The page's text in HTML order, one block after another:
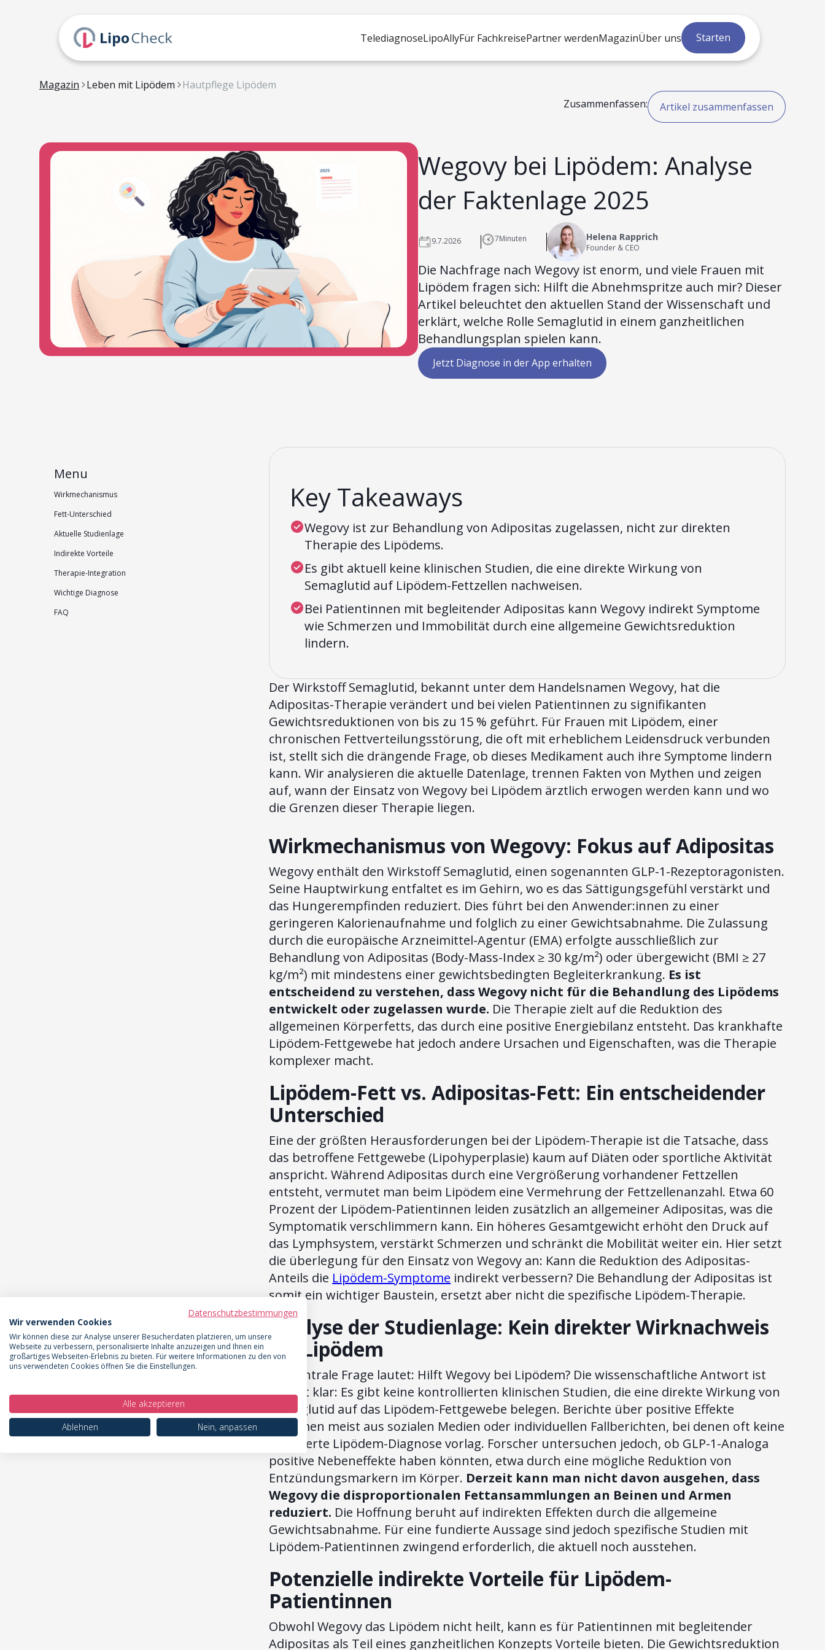
TelediagnoseLipoAllyFür FachkreisePartner werdenMagazinÜber uns Starten
Magazin Leben mit Lipödem
Hautpflege Lipödem
Zusammenfassen:
Artikel zusammenfassen
Wegovy bei Lipödem: Analyse
der Faktenlage 2025
9.7.2026 7Minuten Helena Rapprich
Founder & CEO
Die Nachfrage nach Wegovy ist enorm, und viele Frauen mit
Lipödem fragen sich: Hilft die Abnehmspritze auch mir? Dieser
Artikel beleuchtet den aktuellen Stand der Wissenschaft und
erklärt, welche Rolle Semaglutid in einem ganzheitlichen
Behandlungsplan spielen kann.
Jetzt Diagnose in der App erhalten
Menu
Wirkmechanismus
Fett-Unterschied
Aktuelle Studienlage
Indirekte Vorteile
Therapie-Integration
Wichtige Diagnose
FAQ
Key Takeaways
Wegovy ist zur Behandlung von Adipositas zugelassen, nicht zur direkten
Therapie des Lipödems.
Es gibt aktuell keine klinischen Studien, die eine direkte Wirkung von
Semaglutid auf Lipödem-Fettzellen nachweisen.
Bei Patientinnen mit begleitender Adipositas kann Wegovy indirekt Symptome
wie Schmerzen und Immobilität durch eine allgemeine Gewichtsreduktion
lindern.
Der Wirkstoff Semaglutid, bekannt unter dem Handelsnamen Wegovy, hat die
Adipositas-Therapie verändert und bei vielen Patientinnen zu signifikanten
Gewichtsreduktionen von bis zu 15 % geführt. Für Frauen mit Lipödem, einer
chronischen Fettverteilungsstörung, die oft mit erheblichem Leidensdruck verbunden
ist, stellt sich die drängende Frage, ob dieses Medikament auch ihre Symptome lindern
kann. Wir analysieren die aktuelle Datenlage, trennen Fakten von Mythen und zeigen
auf, wann der Einsatz von Wegovy bei Lipödem ärztlich erwogen werden kann und wo
die Grenzen dieser Therapie liegen.
Wirkmechanismus von Wegovy: Fokus auf Adipositas
Wegovy enthält den Wirkstoff Semaglutid, einen sogenannten GLP-1-Rezeptoragonisten.
Seine Hauptwirkung entfaltet es im Gehirn, wo es das Sättigungsgefühl verstärkt und
das Hungerempfinden reduziert. Dies führt bei den Anwender:innen zu einer
geringeren Kalorienaufnahme und folglich zu einer Gewichtsabnahme. Die Zulassung
durch die europäische Arzneimittel-Agentur (EMA) erfolgte ausschließlich zur
Behandlung von Adipositas (Body-Mass-Index ≥ 30 kg/m²) oder übergewicht (BMI ≥ 27
kg/m²) mit mindestens einer gewichtsbedingten Begleiterkrankung. Es ist
entscheidend zu verstehen, dass Wegovy nicht für die Behandlung des Lipödems
entwickelt oder zugelassen wurde. Die Therapie zielt auf die Reduktion des
allgemeinen Körperfetts, das durch eine positive Energiebilanz entsteht. Das krankhafte
Lipödem-Fettgewebe hat jedoch andere Ursachen und Eigenschaften, was die Therapie
komplexer macht.
Lipödem-Fett vs. Adipositas-Fett: Ein entscheidender
Unterschied
Eine der größten Herausforderungen bei der Lipödem-Therapie ist die Tatsache, dass
das betroffene Fettgewebe (Lipohyperplasie) kaum auf Diäten oder sportliche Aktivität
anspricht. Während Adipositas durch eine Vergrößerung vorhandener Fettzellen
entsteht, vermutet man beim Lipödem eine Vermehrung der Fettzellenanzahl. Etwa 60
Prozent der Lipödem-Patientinnen leiden zusätzlich an allgemeiner Adipositas, was die
Symptomatik verschlimmern kann. Ein höheres Gesamtgewicht erhöht den Druck auf
das Lymphsystem, verstärkt Schmerzen und schränkt die Mobilität weiter ein. Hier setzt
die überlegung für den Einsatz von Wegovy an: Kann die Reduktion des Adipositas-
Anteils die Lipödem-Symptome indirekt verbessern? Die Behandlung der Adipositas ist
somit ein wichtiger Baustein, ersetzt aber nicht die spezifische Lipödem-Therapie.
Analyse der Studienlage: Kein direkter Wirknachweis
bei Lipödem
Die zentrale Frage lautet: Hilft Wegovy bei Lipödem? Die wissenschaftliche Antwort ist
derzeit klar: Es gibt keine kontrollierten klinischen Studien, die eine direkte Wirkung von
Semaglutid auf das Lipödem-Fettgewebe belegen. Berichte über positive Effekte
stammen meist aus sozialen Medien oder individuellen Fallberichten, bei denen oft keine
gesicherte Lipödem-Diagnose vorlag. Forscher untersuchen jedoch, ob GLP-1-Analoga
positive Nebeneffekte haben könnten, etwa durch eine mögliche Reduktion von
Entzündungsmarkern im Körper. Derzeit kann man nicht davon ausgehen, dass
Wegovy die disproportionalen Fettansammlungen an Beinen und Armen
reduziert. Die Hoffnung beruht auf indirekten Effekten durch die allgemeine
Gewichtsabnahme. Für eine fundierte Aussage sind jedoch spezifische Studien mit
Lipödem-Patientinnen zwingend erforderlich, die aktuell noch ausstehen.
Potenzielle indirekte Vorteile für Lipödem-
Patientinnen
Obwohl Wegovy das Lipödem nicht heilt, kann es für Patientinnen mit begleitender
Adipositas als Teil eines ganzheitlichen Konzepts Vorteile bieten. Die Gewichtsreduktion
Datenschutzbestimmungen
Wir verwenden Cookies
Wir können diese zur Analyse unserer Besucherdaten platzieren, um unsere
Webseite zu verbessern, personalisierte Inhalte anzuzeigen und Ihnen ein
großartiges Webseiten-Erlebnis zu bieten. Für weitere Informationen zu den von
uns verwendeten Cookies öffnen Sie die Einstellungen.
Alle akzeptieren
Ablehnen
Nein, anpassen